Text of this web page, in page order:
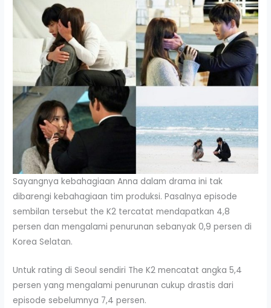
Sayangnya kebahagiaan Anna dalam drama ini tak
dibarengi kebahagiaan tim produksi. Pasalnya episode
sembilan tersebut the K2 tercatat mendapatkan 4,8
persen dan mengalami penurunan sebanyak 0,9 persen di
Korea Selatan.
Untuk rating di Seoul sendiri The K2 mencatat angka 5,4
persen yang mengalami penurunan cukup drastis dari
episode sebelumnya 7,4 persen.